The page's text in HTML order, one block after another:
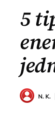
5
N. K.